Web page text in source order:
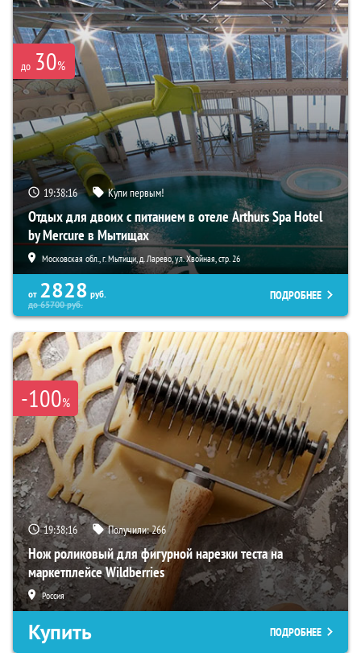
до 30%
19:38:15 Купи первым!
Отдых для двоих с питанием в отеле Arthurs Spa Hotel
by Mercure в Мытищах
Московская обл., г. Мытищи, д. Ларево, ул. Хвойная, стр. 26
от 2828 руб.
до65700руб.
ПОДРОБНЕЕ
-100%
19:38:15 Получили:266
Нож роликовый для фигурной нарезки теста на
маркетплейсе Wildberries
Россия
Купить ПОДРОБНЕЕ